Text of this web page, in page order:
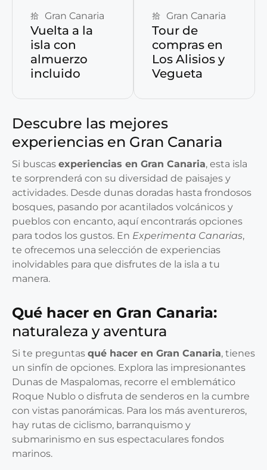
Gran Canaria
Vuelta a la
isla con
almuerzo
incluido
Gran Canaria
Tour de
compras en
Los Alisios y
Vegueta
Descubre las mejores
experiencias en Gran Canaria
Si buscas experiencias en Gran Canaria, esta isla
te sorprenderá con su diversidad de paisajes y
actividades. Desde dunas doradas hasta frondosos
bosques, pasando por acantilados volcánicos y
pueblos con encanto, aquí encontrarás opciones
para todos los gustos. En Experimenta Canarias,
te ofrecemos una selección de experiencias
inolvidables para que disfrutes de la isla a tu
manera.
Qué hacer en Gran Canaria:
naturaleza y aventura
Si te preguntas qué hacer en Gran Canaria, tienes
un sinfín de opciones. Explora las impresionantes
Dunas de Maspalomas, recorre el emblemático
Roque Nublo o disfruta de senderos en la cumbre
con vistas panorámicas. Para los más aventureros,
hay rutas de ciclismo, barranquismo y
submarinismo en sus espectaculares fondos
marinos.